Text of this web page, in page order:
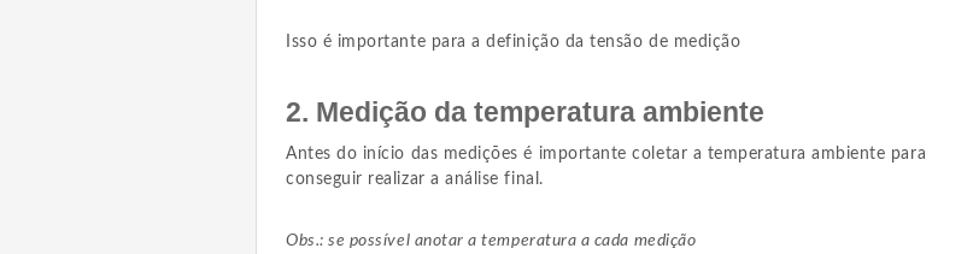
Isso é importante para a definição da tensão de medição
2. Medição da temperatura ambiente
Antes do início das medições é importante coletar a temperatura ambiente para
conseguir realizar a análise final.
Obs.: se possível anotar a temperatura a cada medição